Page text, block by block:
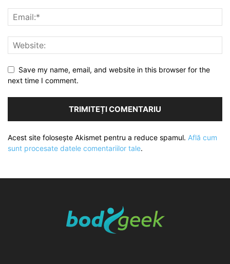
Save my name, email, and website in this browser for the
next time I comment.
Acest site folosește Akismet pentru a reduce spamul. Află cum
sunt procesate datele comentariilor tale.